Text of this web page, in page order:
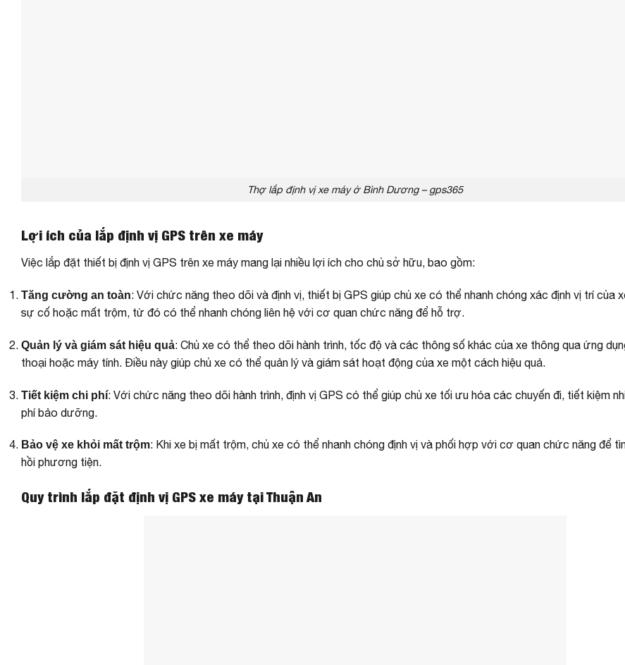
Thợ lắp định vị xe máy ở Bình Dương – gps365
Lợi ích của lắp định vị GPS trên xe máy
Việc lắp đặt thiết bị định vị GPS trên xe máy mang lại nhiều lợi ích cho chủ sở hữu, bao gồm:
Tăng cường an toàn: Với chức năng theo dõi và định vị, thiết bị GPS giúp chủ xe có thể nhanh chóng xác định vị trí của
sự cố hoặc mất trộm, từ đó có thể nhanh chóng liên hệ với cơ quan chức năng để hỗ trợ.
Quản lý và giám sát hiệu quả: Chủ xe có thể theo dõi hành trình, tốc độ và các thông số khác của xe thông qua ứng
thoại hoặc máy tính. Điều này giúp chủ xe có thể quản lý và giám sát hoạt động của xe một cách hiệu quả.
Tiết kiệm chi phí: Với chức năng theo dõi hành trình, định vị GPS có thể giúp chủ xe tối ưu hóa các chuyến đi, tiết kiệm
phí bảo dưỡng.
Bảo vệ xe khỏi mất trộm: Khi xe bị mất trộm, chủ xe có thể nhanh chóng định vị và phối hợp với cơ quan chức năng để
hồi phương tiện.
Quy trình lắp đặt định vị GPS xe máy tại Thuận An